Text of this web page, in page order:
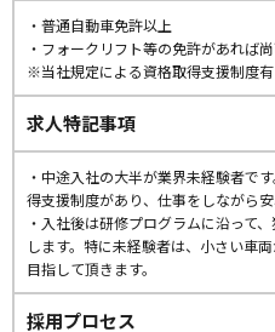
・普通自動車免許以上
・フォークリフト等の免許があれば
※当社規定による資格取得支援制度有
求人特記事項
・中途入社の大半が業界未経験者で
得支援制度があり、仕事をしながら安
・入社後は研修プログラムに沿って
します。特に未経験者は、小さい車
目指して頂きます。
採用プロセス